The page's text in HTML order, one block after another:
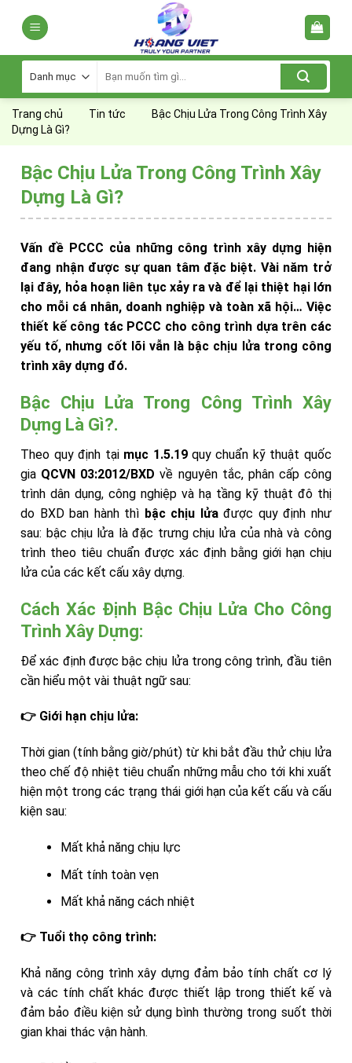
kiếm:
Trang chủ Tin tức
Bậc Chịu Lửa Trong Công Trình Xây
Dựng Là Gì?
Bậc Chịu Lửa Trong Công Trình Xây
Dựng Là Gì?
Vấn đề PCCC của những công trình xây dựng hiện
đang nhận được sự quan tâm đặc biệt. Vài năm trở
lại đây, hỏa hoạn liên tục xảy ra và để lại thiệt hại lớn
cho mỗi cá nhân, doanh nghiệp và toàn xã hội… Việc
thiết kế công tác PCCC cho công trình dựa trên các
yếu tố, nhưng cốt lõi vẫn là bậc chịu lửa trong công
trình xây dựng đó.
Bậc Chịu Lửa Trong Công Trình Xây
Dựng Là Gì?.
Theo quy định tại mục 1.5.19 quy chuẩn kỹ thuật quốc
gia QCVN 03:2012/BXD về nguyên tắc, phân cấp công
trình dân dụng, công nghiệp và hạ tầng kỹ thuật đô thị
do BXD ban hành thì bậc chịu lửađược quy định như
sau: bậc chịu lửa là đặc trưng chịu lửa của nhà và công
trình theo tiêu chuẩn được xác định bằng giới hạn chịu
lửa của các kết cấu xây dựng.
Cách Xác Định Bậc Chịu Lửa Cho Công
Trình Xây Dựng:
Để xác định được bậc chịu lửa trong công trình, đầu tiên
cần hiểu một vài thuật ngữ sau:
👉 Giới hạn chịu lửa:
Thời gian (tính bằng giờ/phút) từ khi bắt đầu thử chịu lửa
theo chế độ nhiệt tiêu chuẩn những mẫu cho tới khi xuất
hiện một trong các trạng thái giới hạn của kết cấu và cấu
kiện sau:
Mất khả năng chịu lực
Mất tính toàn vẹn
Mất khả năng cách nhiệt
👉 Tuổi thọ công trình:
Khả năng công trình xây dựng đảm bảo tính chất cơ lý
và các tính chất khác được thiết lập trong thiết kế và
đảm bảo điều kiện sử dụng bình thường trong suốt thời
gian khai thác vận hành.